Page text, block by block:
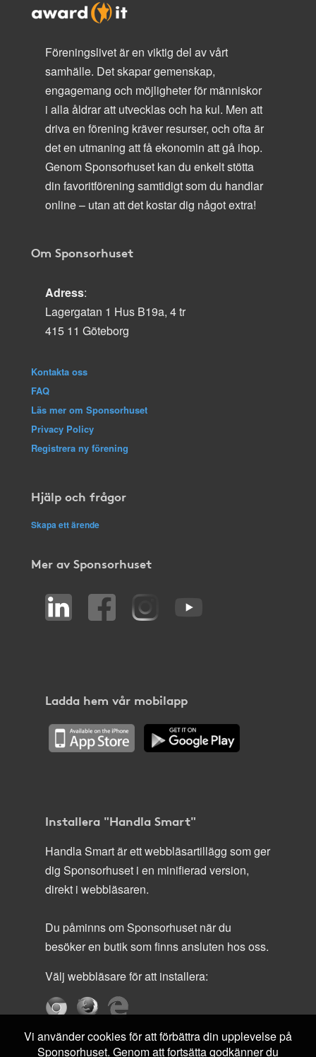
Föreningslivet är en viktig del av vårt
samhälle. Det skapar gemenskap,
engagemang och möjligheter för människor
i alla åldrar att utvecklas och ha kul. Men att
driva en förening kräver resurser, och ofta är
det en utmaning att få ekonomin att gå ihop.
Genom Sponsorhuset kan du enkelt stötta
din favoritförening samtidigt som du handlar
online – utan att det kostar dig något extra!
Om Sponsorhuset
Adress:
Lagergatan 1 Hus B19a, 4 tr
415 11 Göteborg
Kontakta oss
FAQ
Läs mer om Sponsorhuset
Privacy Policy
Registrera ny förening
Hjälp och frågor
Skapa ett ärende
Mer av Sponsorhuset
Ladda hem vår mobilapp
Installera "Handla Smart"
Handla Smart är ett webbläsartillägg som ger
dig Sponsorhuset i en minifierad version,
direkt i webbläsaren.
Du påminns om Sponsorhuset när du
besöker en butik som finns ansluten hos oss.
Välj webbläsare för att installera:
Vi använder cookies för att förbättra din upplevelse på
Sponsorhuset. Genom att fortsätta godkänner du